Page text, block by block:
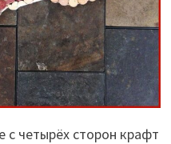
с четырёх сторон крафт